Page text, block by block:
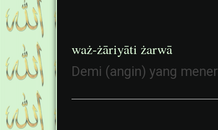
waż-żāriyāti żarwā
Demi (angin) yang